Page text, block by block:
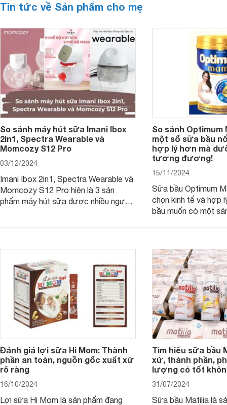
Tin tức về Sản phẩm cho mẹ
So sánh máy hút sữa Imani Ibox
2in1, Spectra Wearable và
Momcozy S12 Pro
03/12/2024
Imani Ibox 2in1, Spectra Wearable và
Momcozy S12 Pro hiện là 3 sản
phẩm máy hút sữa được nhiều người
So sánh Optimum
một số sữa bầu
hợp lý hơn mà
tương đương!
15/11/2024
Sữa bầu Optimum
chọn kinh tế và hợp
bầu muốn có một
trong bài viết dưới
Đánh giá lợi sữa Hi Mom: Thành
phần an toàn, nguồn gốc xuất xứ
rõ ràng
16/10/2024
Lợi sữa Hi Mom là sản phẩm đang
Tìm hiểu sữa bầu
xứ, thành phần,
lượng có tốt
31/07/2024
Sữa bầu Matilia là